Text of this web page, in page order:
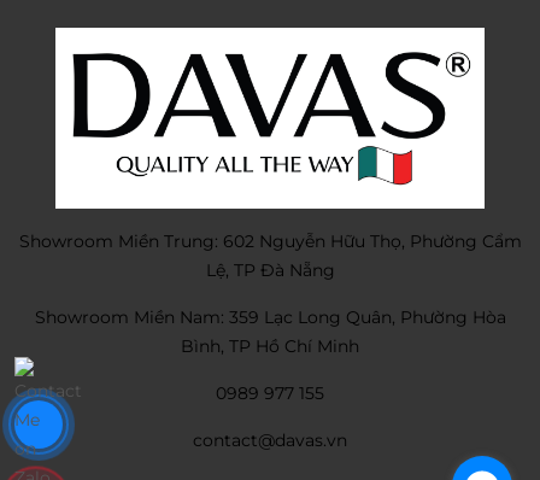
Showroom Miền Trung: 602 Nguyễn Hữu Thọ, Phường Cẩm
Lệ, TP Đà Nẵng
Showroom Miền Nam: 359 Lạc Long Quân, Phường Hòa
Bình, TP Hồ Chí Minh
0989 977 155
contact@davas.vn